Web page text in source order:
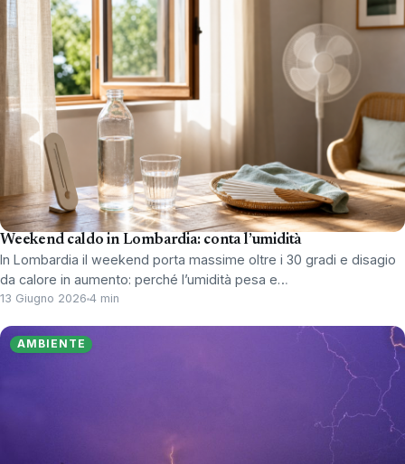
Weekend caldo in Lombardia: conta l’umidità
In Lombardia il weekend porta massime oltre i 30 gradi e disagio
da calore in aumento: perché l’umidità pesa e…
13 Giugno 2026 4 min
AMBIENTE